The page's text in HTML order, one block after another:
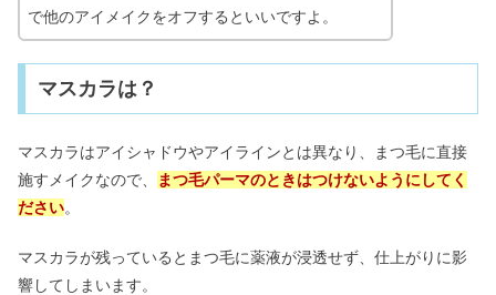
で他のアイメイクをオフするといいですよ。
マスカラは？
マスカラはアイシャドウやアイラインとは異なり、まつ毛に直接
施すメイクなので、
まつ毛パーマのときはつけないようにしてく
ださい。
マスカラが残っているとまつ毛に薬液が浸透せず、仕上がりに影
響してしまいます。